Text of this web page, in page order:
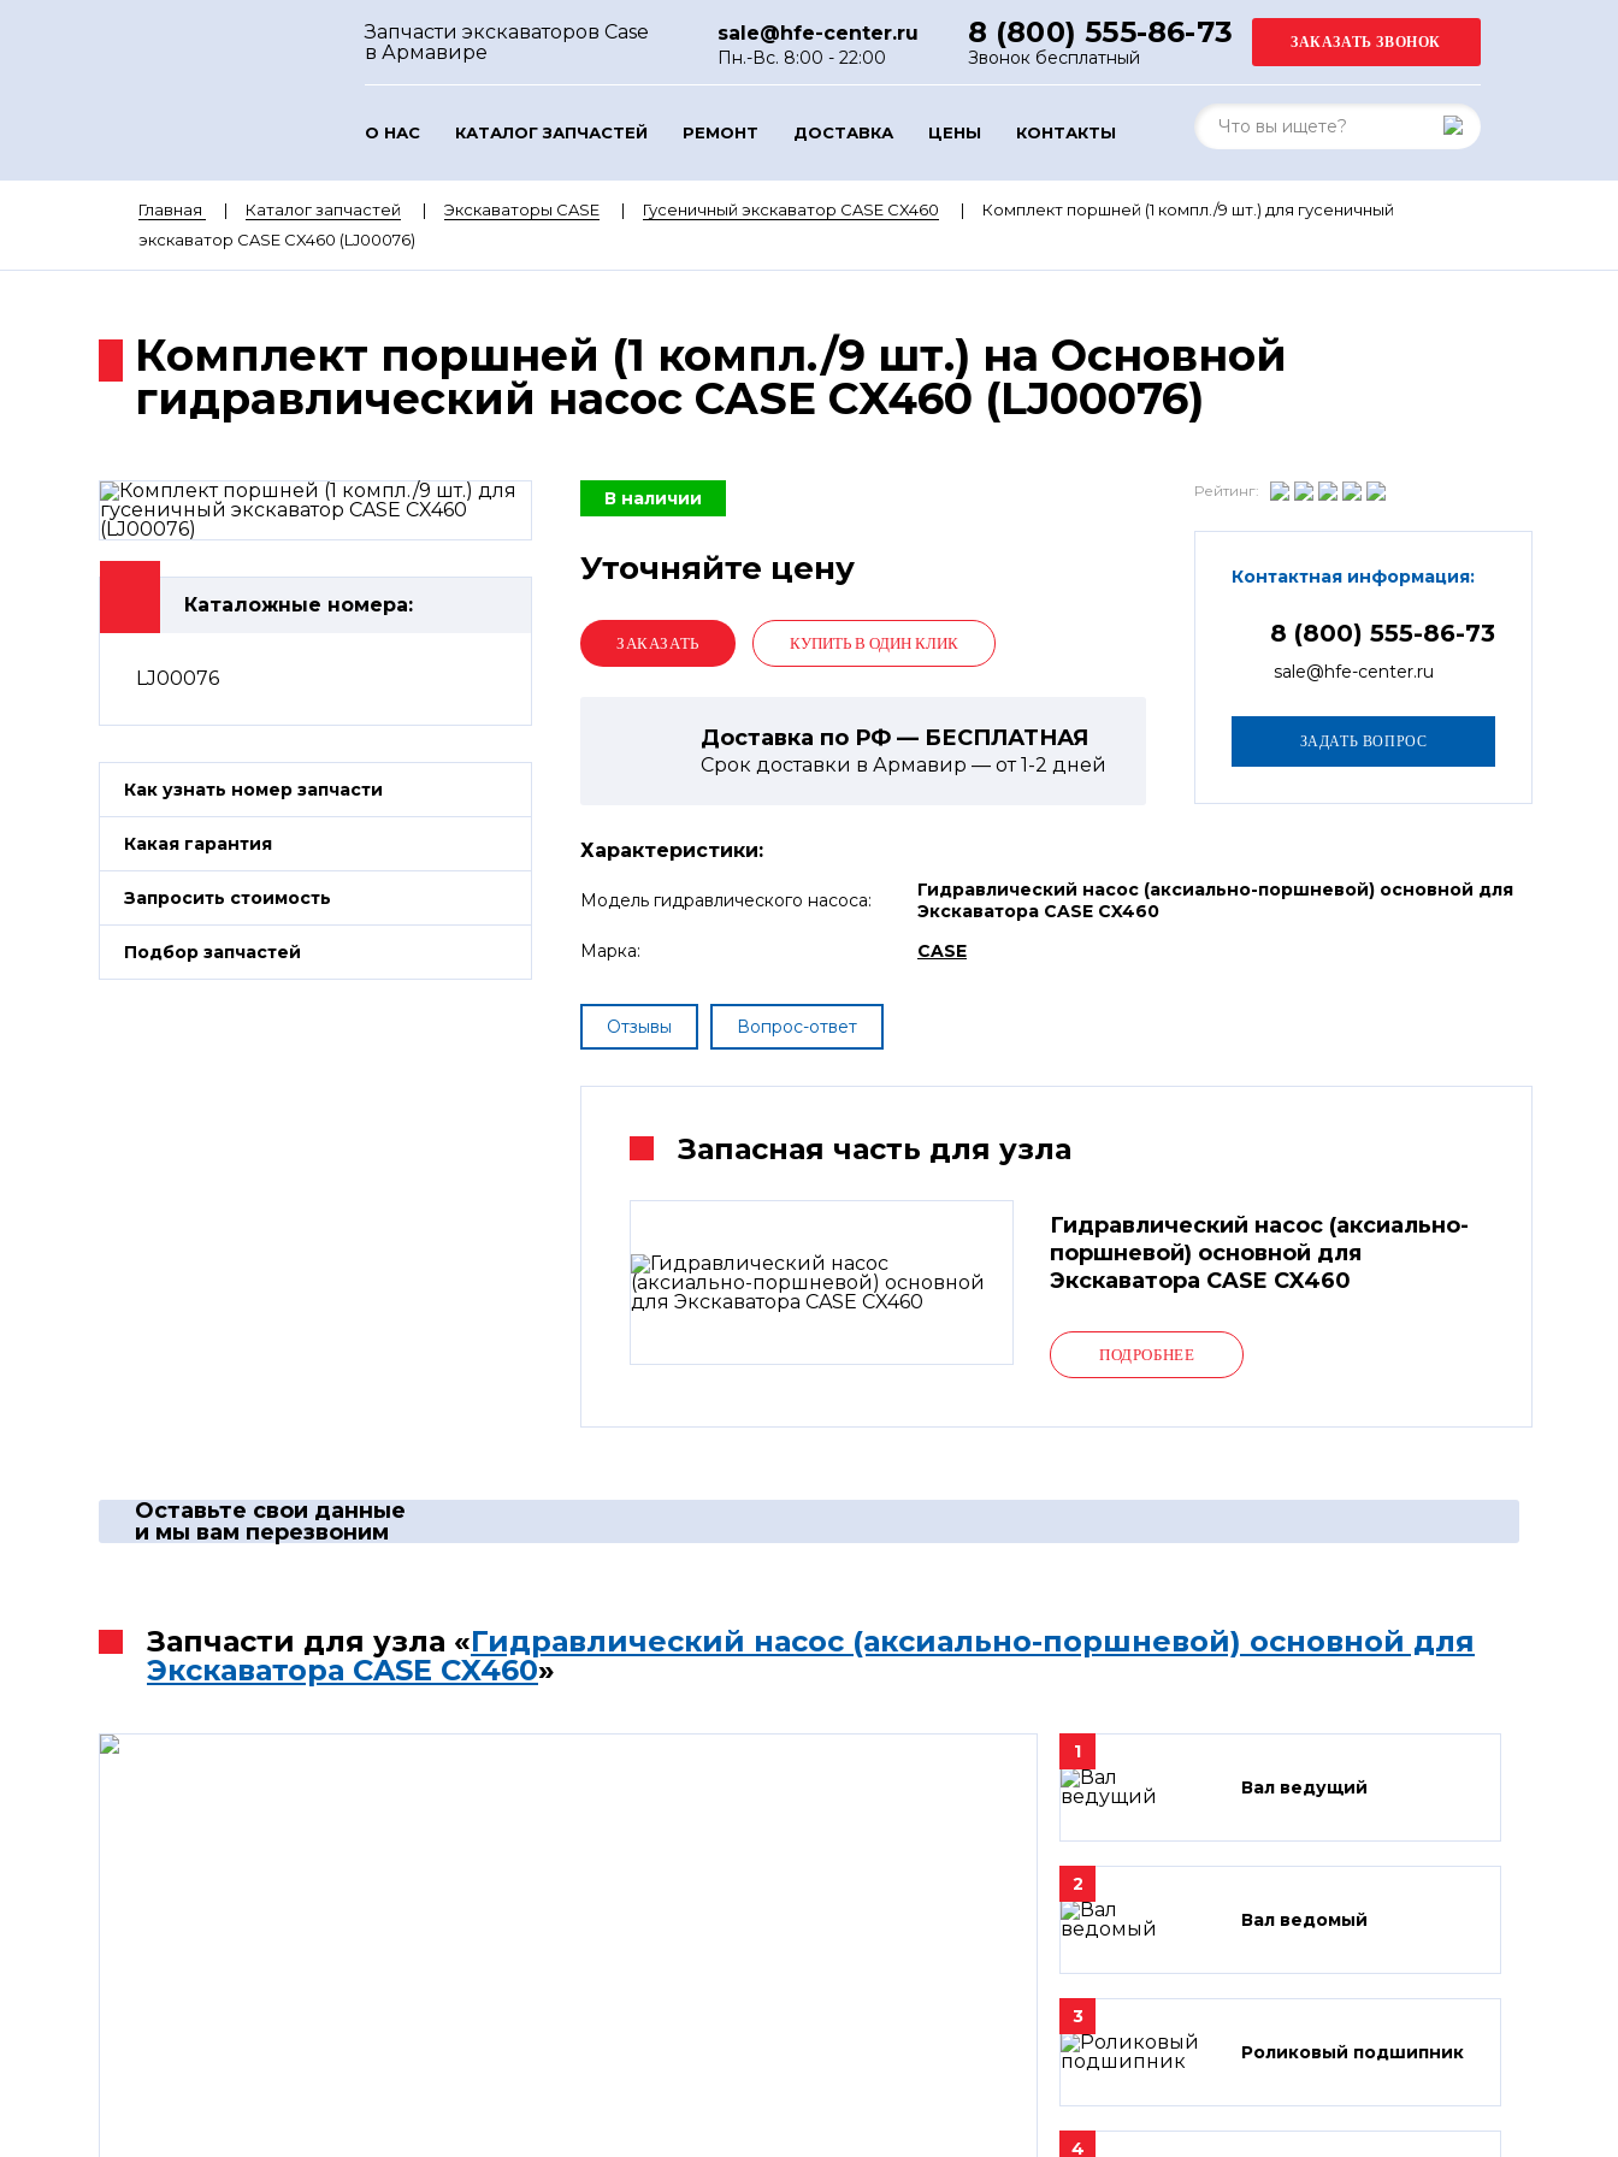
Запчасти экскаваторов Case
в Армавире
sale@hfe-center.ru
Пн.-Вс. 8:00 - 22:00
8 (800) 555-86-73
Звонок бесплатный
О НАС КАТАЛОГ ЗАПЧАСТЕЙ РЕМОНТ ДОСТАВКА ЦЕНЫ КОНТАКТЫ
Главная Каталог запчастей Экскаваторы CASE Гусеничный экскаватор CASE CX460
Комплект поршней (1 компл./9 шт.) для гусеничный
экскаватор CASE CX460 (LJ00076)
Комплект поршней (1 компл./9 шт.) на Основной
гидравлический насос CASE CX460 (LJ00076)
Каталожные номера:
LJ00076
Как узнать номер запчасти
Какая гарантия
Запросить стоимость
Подбор запчастей
В наличии
Уточняйте цену
КУПИТЬ В ОДИН КЛИК
Доставка по РФ — БЕСПЛАТНАЯ
Срок доставки в Армавир — от1-2 дней
Рейтинг:
Контактная информация:
8 (800) 555-86-73
sale@hfe-center.ru
Характеристики:
Модель гидравлического насоса:
Гидравлический насос (аксиально-поршневой) основной для
Экскаватора CASE CX460
Марка:
CASE
Отзывы Вопрос-ответ
Запасная часть для узла
Гидравлический насос (аксиально-
поршневой) основной для
Экскаватора CASE CX460
ПОДРОБНЕЕ
Оставьте свои данные
и мы вам перезвоним
Запчасти для узла «Гидравлический насос (аксиально-поршневой) основной для
Экскаватора CASE CX460»
1
Вал ведущий
2
Вал ведомый
3
Роликовый подшипник
4